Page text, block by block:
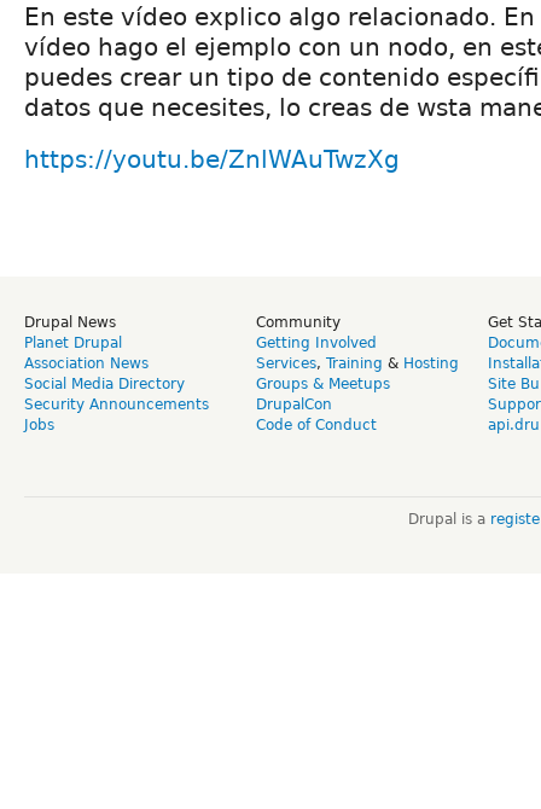
En este vídeo explico algo relacionado. En
vídeo hago el ejemplo con un nodo, en
puedes crear un tipo de contenido
datos que necesites, lo creas de wsta
https://youtu.be/ZnlWAuTwzXg
Drupal News
Planet Drupal
Association News
Social Media Directory
Security Announcements
Jobs
Community
Getting Involved
Services, Training & Hosting
Groups & Meetups
DrupalCon
Code of Conduct
Get
Site
Drupal is a